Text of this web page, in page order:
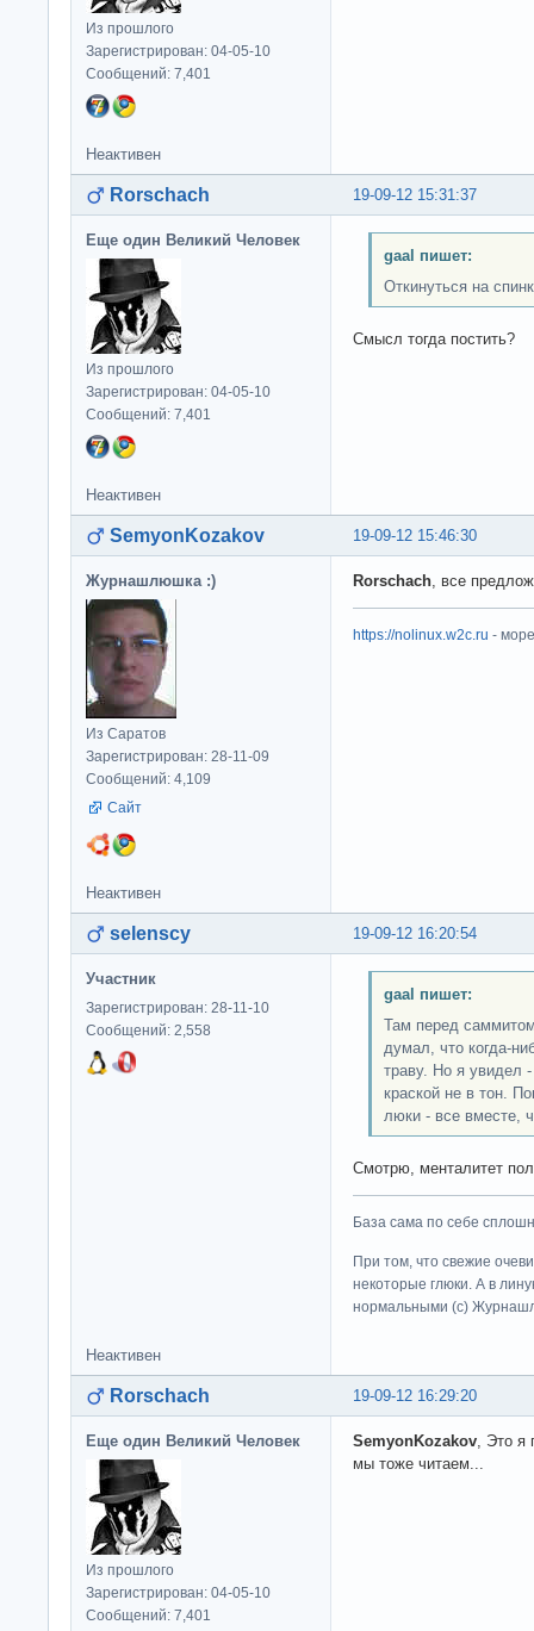
Из прошлого
Зарегистрирован: 04-05-10
Сообщений: 7,401
Неактивен
19-09-12 15:31:37
Rorschach
Еще один Великий Человек
Из прошлого
Зарегистрирован: 04-05-10
Сообщений: 7,401
gaal пишет:
Откинуться на
Смысл тогда постить?
Неактивен
19-09-12 15:46:30
SemyonKozakov
Журнашлюшка :)
Из Саратов
Зарегистрирован: 28-11-09
Сообщений: 4,109
Сайт
Rorschach , все
https://nolinux.w2c.ru -
Неактивен
19-09-12 16:20:54
selenscy
Участник
Зарегистрирован: 28-11-10
Сообщений: 2,558
gaal пишет:
Там перед
думал, что когда-
траву. Но я увидел
краской не в тон.
люки - все вместе,
Смотрю, менталитет
База сама по себе
При том, что свежие
некоторые глюки. А в
нормальными (c)
Неактивен
19-09-12 16:29:20
Rorschach
Еще один Великий Человек
Из прошлого
Зарегистрирован: 04-05-10
Сообщений: 7,401
SemyonKozakov , Это
мы тоже читаем...